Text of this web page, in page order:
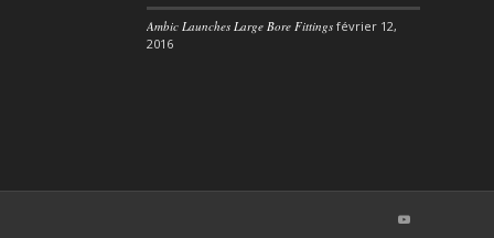
Ambic Launches Large Bore Fittings février 12,
2016